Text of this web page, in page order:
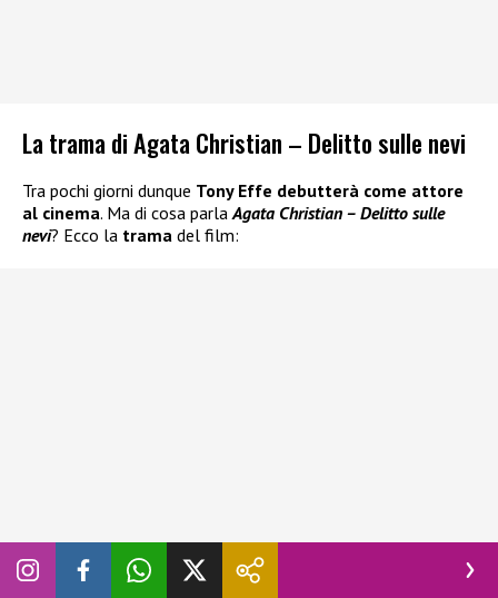
La trama di Agata Christian – Delitto sulle nevi
Tra pochi giorni dunque Tony Effe debutterà come attore
al cinema. Ma di cosa parlaAgata Christian – Delitto sulle
nevi? Ecco la trama del film:
Il detective Christian Agata(interpretato da